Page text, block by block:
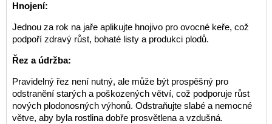
Hnojení:
Jednou za rok na jaře aplikujte hnojivo pro ovocné keře, což
podpoří zdravý růst, bohaté listy a produkci plodů.
Řez a údržba:
Pravidelný řez není nutný, ale může být prospěšný pro
odstranění starých a poškozených větví, což podporuje růst
nových plodonosných výhonů. Odstraňujte slabé a nemocné
větve, aby byla rostlina dobře prosvětlena a vzdušná.